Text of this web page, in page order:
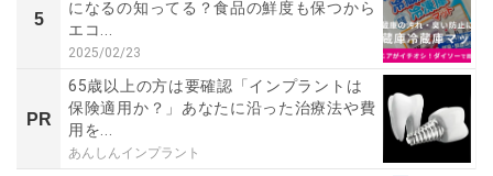
5
になるの知ってる？食品の鮮度も保つから
エコ...
2025/02/23
PR
65歳以上の方は要確認「インプラントは
保険適用か？」あなたに沿った治療法や費
用を...
あんしんインプラント